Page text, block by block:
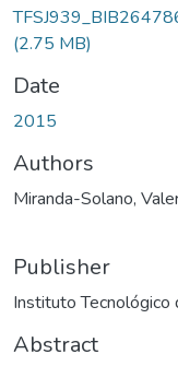
(2.75 MB)
Date
2015
Authors
Miranda-Solano,
Publisher
Instituto Tecnológico
Abstract